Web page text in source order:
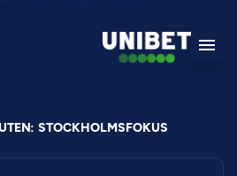
STOCKHOLMSFOKUS